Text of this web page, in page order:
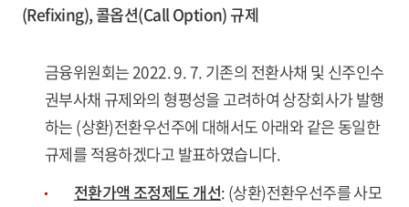
(Refixing), 콜옵션(Call Option) 규제
금융위원회는 2022. 9. 7. 기존의 전환사채 및 신주인수
권부사채 규제와의 형평성을 고려하여 상장회사가 발행
하는 (상환)전환우선주에 대해서도 아래와 같은 동일한
규제를 적용하겠다고 발표하였습니다.
전환가액 조정제도 개선: (상환)전환우선주를 사모